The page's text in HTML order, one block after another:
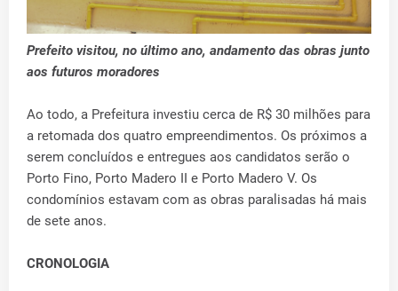
Prefeito visitou, no último ano, andamento das obras junto
aos futuros moradores
Ao todo, a Prefeitura investiu cerca de R$ 30 milhões para
a retomada dos quatro empreendimentos. Os próximos a
serem concluídos e entregues aos candidatos serão o
Porto Fino, Porto Madero II e Porto Madero V. Os
condomínios estavam com as obras paralisadas há mais
de sete anos.
CRONOLOGIA